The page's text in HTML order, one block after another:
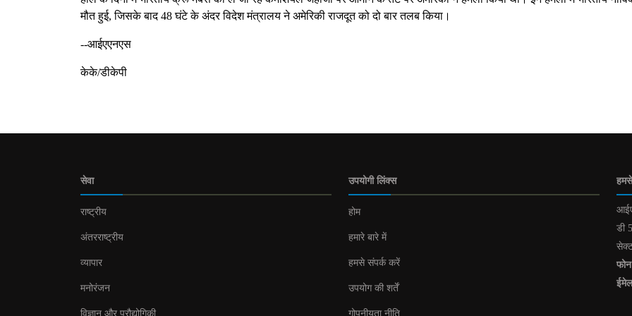
मौत हुई, जिसके बाद 48 घंटे के अंदर विदेश मंत्रालय ने अमेरिकी राजदूत को दो बार तलब किया।
--आईएएनएस
केके/डीकेपी
सेवा
राष्ट्रीय
अंतरराष्ट्रीय
व्यापार
मनोरंजन
विज्ञान और प्रौद्योगिकी
उपयोगी लिंक्स
होम
हमारे बारे में
हमसे संपर्क करें
उपयोग की शर्तें
गोपनीयता नीति
डी